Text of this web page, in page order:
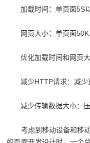
加载时间：单页面5S以
网页大小：单页面50K
优化加载时间和网页大
减少HTTP请求：减少
减少传输数据大小：压
考虑到移动设备和移动